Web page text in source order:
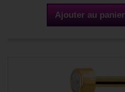
Ajouter au panier